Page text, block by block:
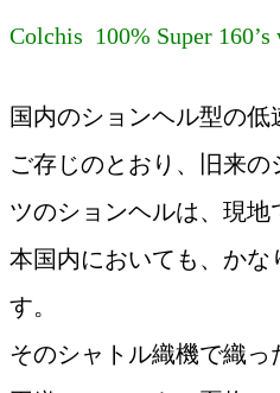
Colchis 100% Super
国内のションヘル型の
ご存じのとおり、旧来
ツのションヘルは、現
本国内においても、か
す。
そのシャトル織機で織